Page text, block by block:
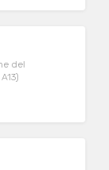
del